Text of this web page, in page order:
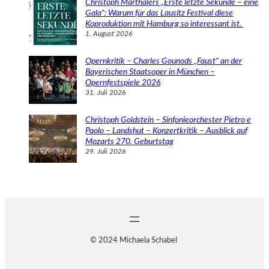
Christoph Marthalers „Erste letzte Sekunde – eine
Gala“: Warum für das Lausitz Festival diese
Koproduktion mit Hamburg so interessant ist.
1. August 2026
Opernkritik – Charles Gounods „Faust“ an der
Bayerischen Staatsoper in München –
Opernfestspiele 2026
31. Juli 2026
Christoph Goldstein – Sinfonieorchester Pietro e
Paolo – Landshut – Konzertkritik – Ausblick auf
Mozarts 270. Geburtstag
29. Juli 2026
© 2024 Michaela Schabel